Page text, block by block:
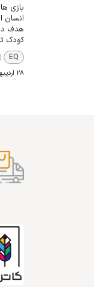
بازی
انسان
هدف
کودک
EQ
28 اردیبهشت 1399